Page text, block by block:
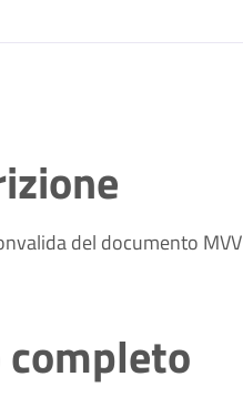
del documento
completo